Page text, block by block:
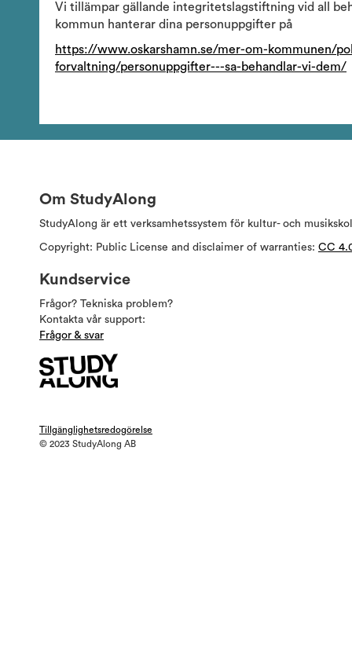
Vi tillämpar gällande integritetslagstiftning vid all
kommun hanterar dina personuppgifter på
https://www.oskarshamn.se/mer-om-kommunen/
forvaltning/personuppgifter---sa-behandlar-vi-dem/
Om StudyAlong
StudyAlong är ett verksamhetssystem för kultur- och
Copyright: Public License and disclaimer of warranties: CC
Kundservice
Frågor? Tekniska problem?
Kontakta vår support:
Frågor & svar
Tillgänglighetsredogörelse
© 2023 StudyAlong AB